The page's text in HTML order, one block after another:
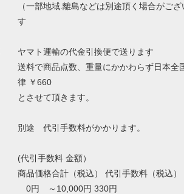
（一部地域.離島などは別途頂く場合がござ
す
ヤマト運輸の代金引換便で送ります
送料で商品点数、重量にかかわらず日本全
律 ￥660
とさせて頂きます。
別途 代引手数料がかかります。
(代引手数料 金額）
商品価格合計（税込） 代引手数料（税込）
0円 ～10,000円 330円